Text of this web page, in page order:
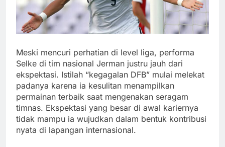
Meski mencuri perhatian di level liga, performa
Selke di tim nasional Jerman justru jauh dari
ekspektasi. Istilah “kegagalan DFB” mulai melekat
padanya karena ia kesulitan menampilkan
permainan terbaik saat mengenakan seragam
timnas. Ekspektasi yang besar di awal kariernya
tidak mampu ia wujudkan dalam bentuk kontribusi
nyata di lapangan internasional.